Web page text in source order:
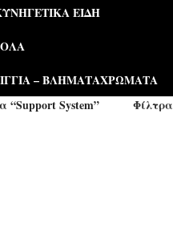
ΕΊΔΗ
– ΒΛΉΜΑΤΑΧΡΏΜΑΤΑ
“Support System” Φίλτρα